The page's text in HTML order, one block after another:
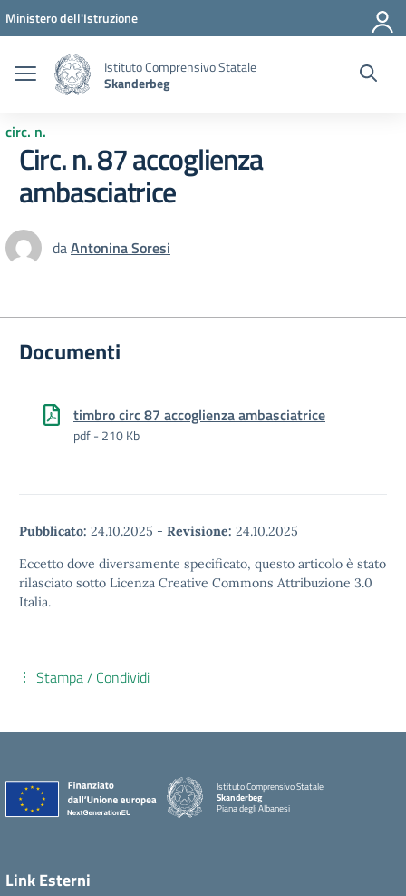
Vai ai contenuti
Vai al menu di navigazione
Vai al footer
Ministero dell'Istruzione
Istituto Comprensivo Statale
Skanderbeg
circ. n.
Circ. n. 87 accoglienza
ambasciatrice
daAntonina Soresi
Documenti
timbro circ 87 accoglienza ambasciatrice
pdf - 210 Kb
Pubblicato: 24.10.2025 - Revisione: 24.10.2025
Eccetto dove diversamente specificato, questo articolo è stato
rilasciato sotto Licenza Creative Commons Attribuzione 3.0
Italia.
Stampa / Condividi
Istituto Comprensivo Statale
Skanderbeg
Piana degli Albanesi
Link Esterni